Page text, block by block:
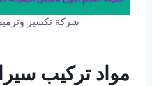
شركة تكسير
مواد تركيب